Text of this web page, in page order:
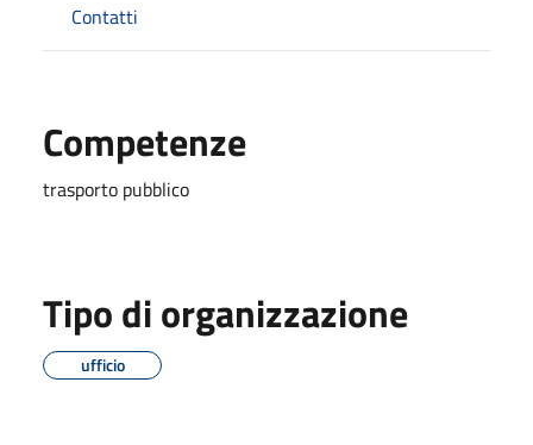
Contatti
Competenze
trasporto pubblico
Tipo di organizzazione
ufficio